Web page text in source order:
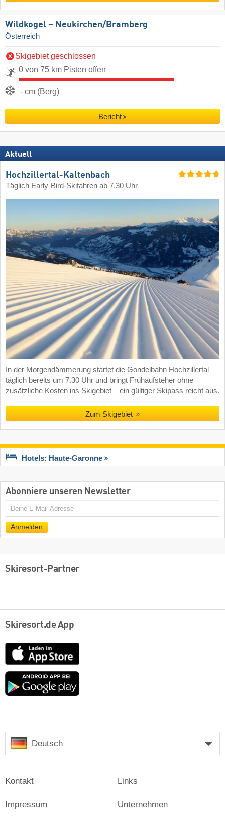
Wildkogel – Neukirchen/​Bramberg
Österreich
Skigebiet geschlossen
0 von 75 km Pisten offen
- cm (Berg)
Bericht
Aktuell
Hochzillertal-Kaltenbach
Täglich Early-Bird-Skifahren ab 7.30 Uhr
In der Morgendämmerung startet die Gondelbahn Hochzillertal
täglich bereits um 7.30 Uhr und bringt Frühaufsteher ohne
zusätzliche Kosten ins Skigebiet – ein gültiger Skipass reicht aus.
Zum Skigebiet
Hotels: Haute-Garonne
Abonniere unseren Newsletter
E-
Mail
Anmelden
Skiresort-Partner
Skiresort.de App
App
Store
Google
Deutsch
Kontakt
Impressum
Links
Unternehmen